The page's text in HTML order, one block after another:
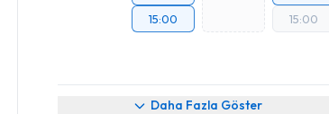
15:00
15:00
Daha Fazla Göster